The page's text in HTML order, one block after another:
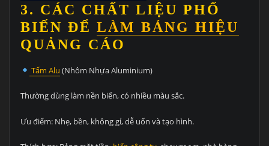
3. CÁC CHẤT LIỆU PHỔ
BIẾN ĐỂ LÀM BẢNG HIỆU
QUẢNG CÁO
Tấm Alu (Nhôm Nhựa Aluminium)
Thường dùng làm nền biển, có nhiều màu sắc.
Ưu điểm: Nhẹ, bền, không gỉ, dễ uốn và tạo hình.